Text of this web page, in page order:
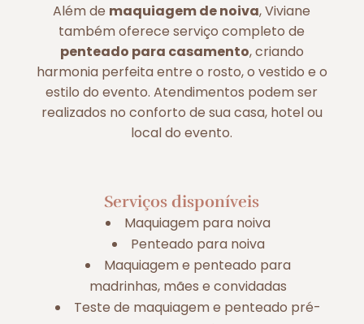
Além de maquiagem de noiva, Viviane
também oferece serviço completo de
penteado para casamento, criando
harmonia perfeita entre o rosto, o vestido e o
estilo do evento. Atendimentos podem ser
realizados no conforto de sua casa, hotel ou
local do evento.
Serviços disponíveis
Maquiagem para noiva
Penteado para noiva
Maquiagem e penteado para
madrinhas, mães e convidadas
Teste de maquiagem e penteado pré-